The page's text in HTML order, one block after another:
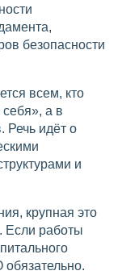
безопасности
всем, кто
а в
Речь идёт о
и
крупная это
Если работы